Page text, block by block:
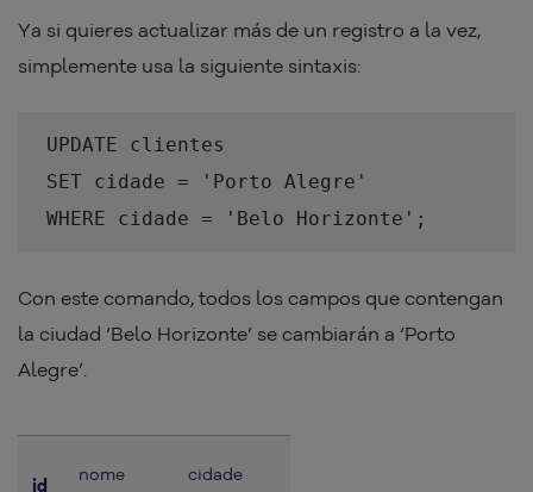
Ya si quieres actualizar más de un registro a la vez,
simplemente usa la siguiente sintaxis:
UPDATE clientes
SET cidade = 'Porto Alegre'
WHERE cidade = 'Belo Horizonte';
Con este comando, todos los campos que contengan
la ciudad ‘Belo Horizonte’ se cambiarán a ‘Porto
Alegre’.
id
nome cidade